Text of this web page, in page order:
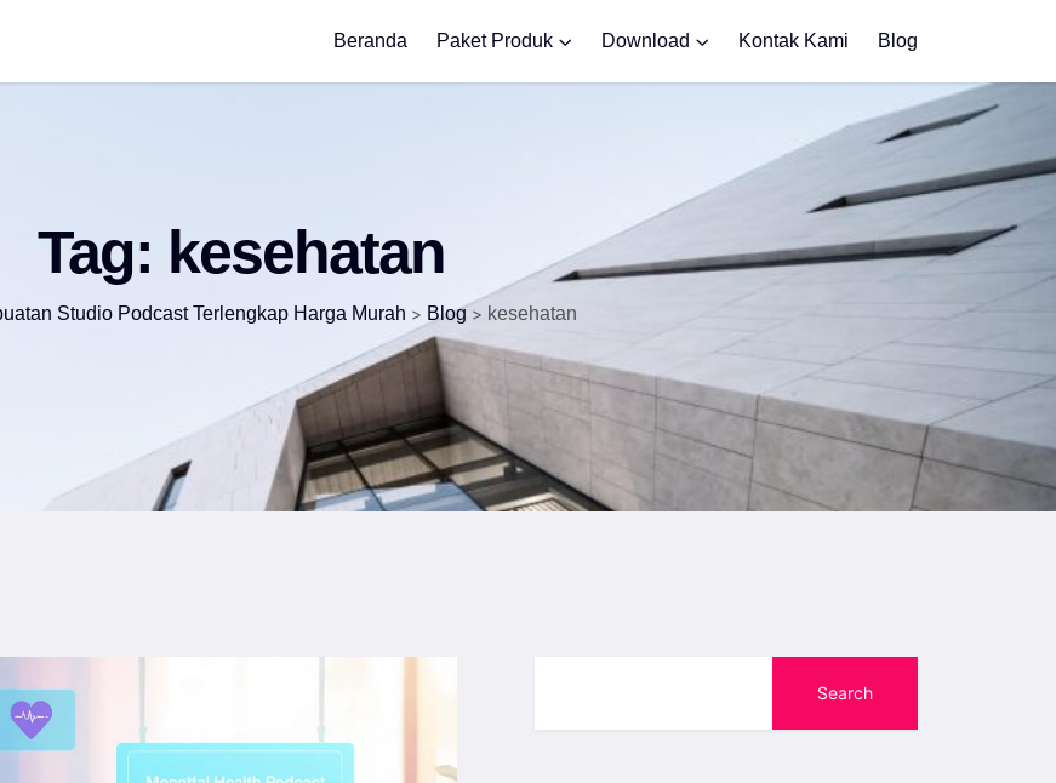
Beranda Paket Produk Download Kontak Kami Blog
Tag: kesehatan
Studio Podcast Terlengkap Harga Murah > Blog> kesehatan
Search